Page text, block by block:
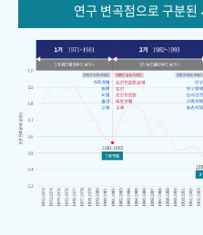
연구 변곡점으로 구분된